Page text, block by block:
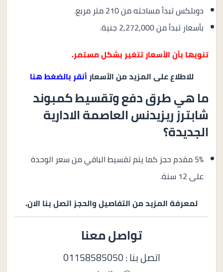
دوبلكس تبدأ مساحته من 210 متر مربع.
بأسعار تبدأ من 2,272,000 جنية.
تنويها بأن الأسعار تتغير بشكل مستمر.
للاطلاع على المزيد من الأسعارأنقر بالضغط هنا
ما هي طرق دفع وتقسيط كمبوند
شابترز ريزيدنس العاصمة الادارية
الجديدة؟
5% مقدم حجز كما يتم تقسيط الباقي من سعر الوحدة
على 12 سنة.
لمعرفة المزيد من التفاصيل والحجز اتصل بنا الان.
تواصل معنا
اتصل بنا : 01158585050